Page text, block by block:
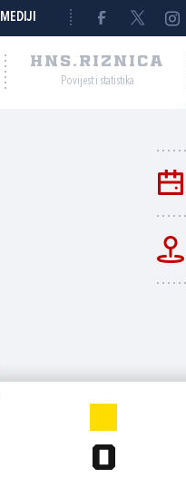
MEDIJI
HNS.RIZNICA
Povijest i statistika
0